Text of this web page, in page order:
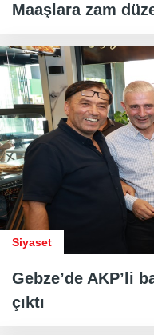
Maaşlara zam
Siyaset
Gebze’de AKP’li
çıktı